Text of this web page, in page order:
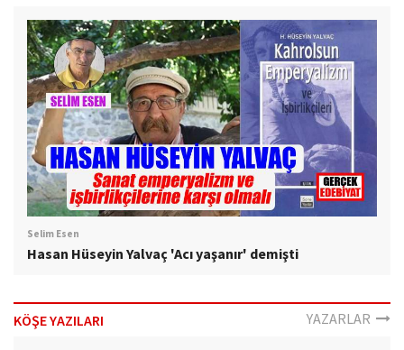
Selim Esen
Hasan Hüseyin Yalvaç 'Acı yaşanır' demişti
KÖŞE YAZILARI YAZARLAR